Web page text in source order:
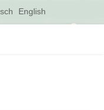
English